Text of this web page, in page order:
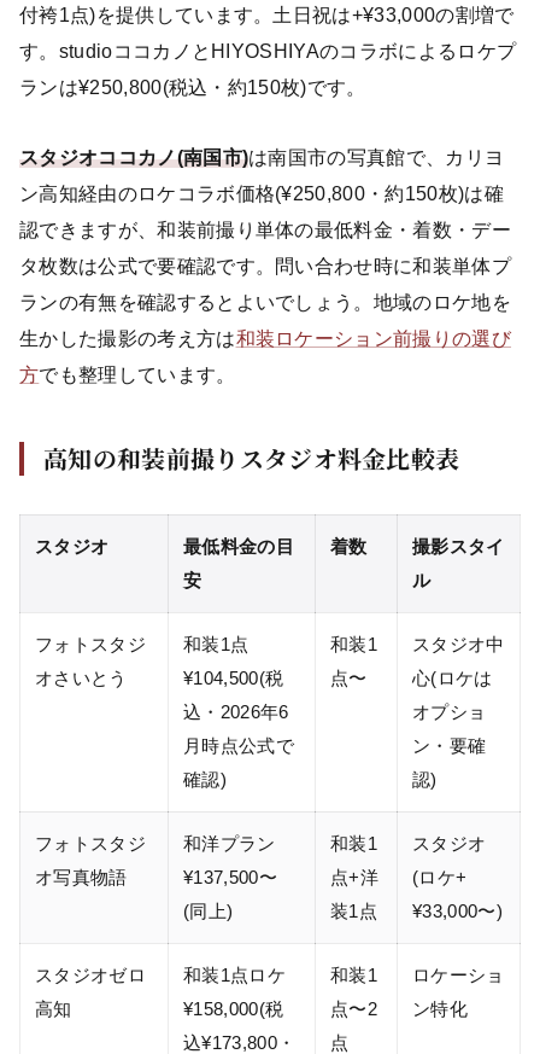
付袴1点)を提供しています。土日祝は+¥33,000の割増で
す。studioココカノとHIYOSHIYAのコラボによるロケプ
ランは¥250,800(税込・約150枚)です。
スタジオココカノ(南国市)は南国市の写真館で、カリヨ
ン高知経由のロケコラボ価格(¥250,800・約150枚)は確
認できますが、和装前撮り単体の最低料金・着数・デー
タ枚数は公式で要確認です。問い合わせ時に和装単体プ
ランの有無を確認するとよいでしょう。地域のロケ地を
生かした撮影の考え方は和装ロケーション前撮りの選び
方でも整理しています。
高知の和装前撮りスタジオ料金比較表
スタジオ
最低料金の目
安
着数
撮影スタイ
ル
フォトスタジ
オさいとう
和装1点
¥104,500(税
込・2026年6
月時点公式で
確認)
和装1
点〜
スタジオ中
心(ロケは
オプショ
ン・要確
認)
フォトスタジ
オ写真物語
和洋プラン
¥137,500〜
(同上)
和装1
点+洋
装1点
スタジオ
(ロケ+
¥33,000〜)
スタジオゼロ
高知
和装1点ロケ
¥158,000(税
込¥173,800・
和装1
点〜2
点
ロケーショ
ン特化